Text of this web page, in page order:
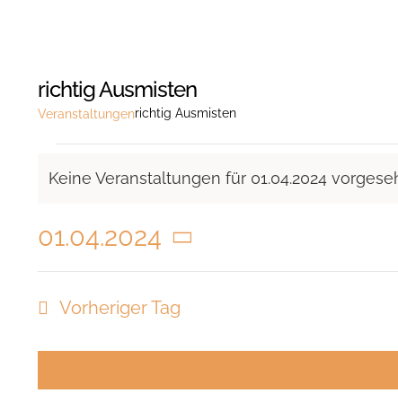
richtig Ausmisten
Veranstaltungenrichtig Ausmisten
für
Keine Veranstaltungen für 01.04.2024
01.04.2024
Datum
wählen.
Vorheriger Tag